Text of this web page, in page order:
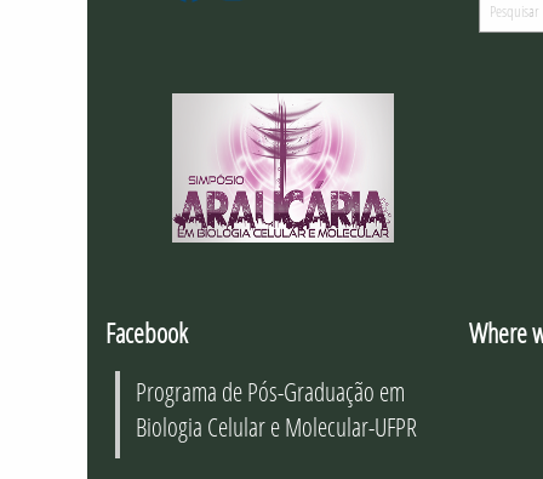
Youtube
Facebook
Programa de Pós-Graduação em
Biologia Celular e Molecular-UFPR
Where